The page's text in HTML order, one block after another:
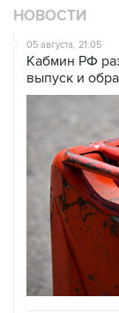
НОВОСТИ
05 августа, 21:05
Кабмин РФ
выпуск и